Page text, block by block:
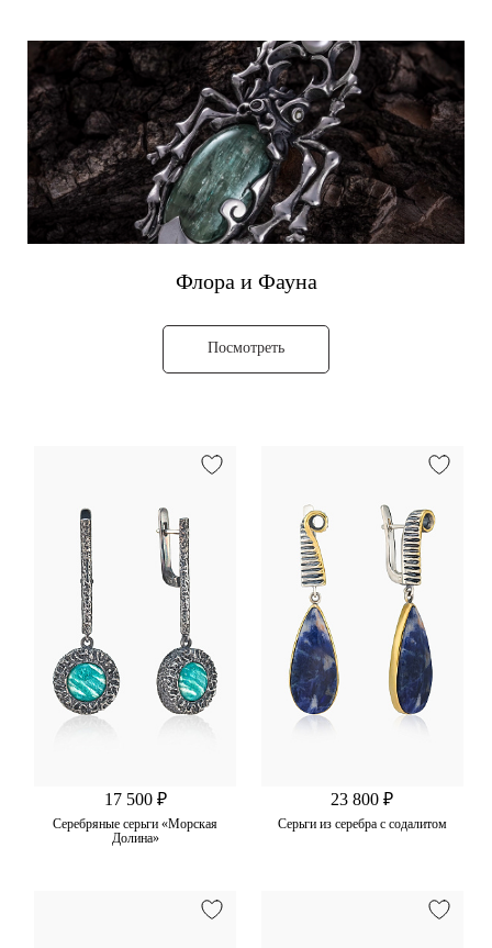
Флора и Фауна
Посмотреть
17 500 ₽
Серебряные серьги «Морская
Долина»
23 800 ₽
Серьги из серебра с содалитом